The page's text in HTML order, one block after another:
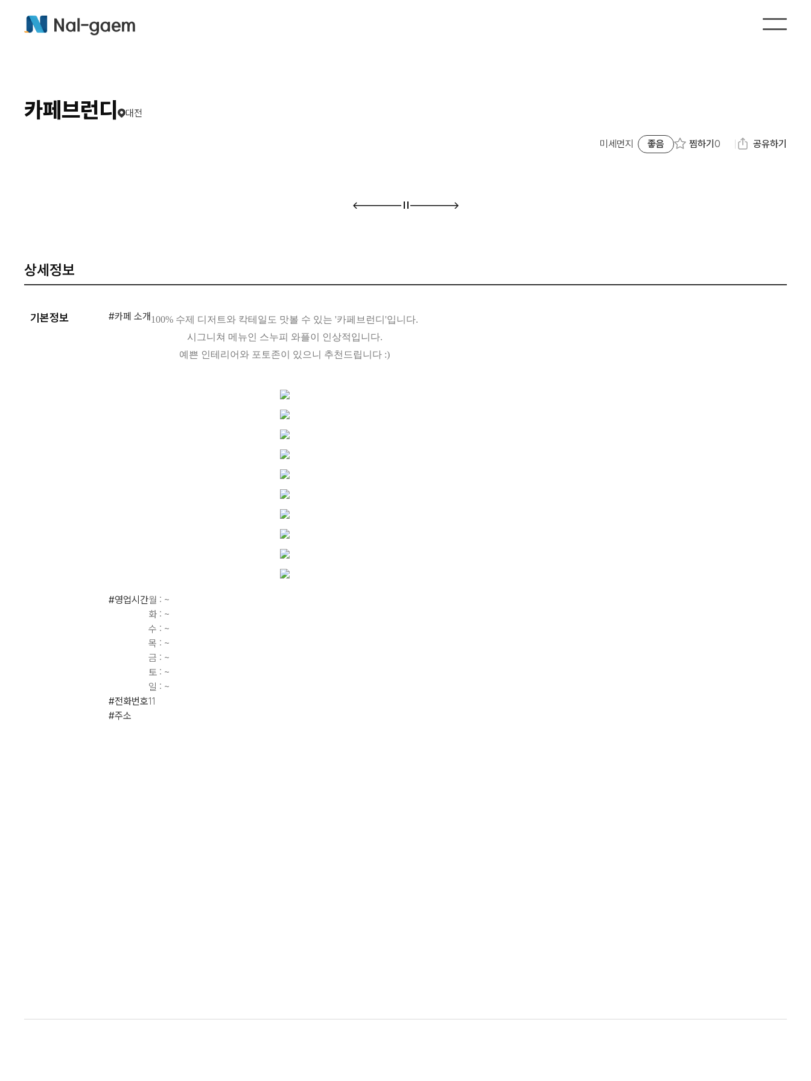
카페브런디 대전
미세먼지 좋음 찜하기 0 공유하기
상세정보
기본정보 #카페 소개100% 수제 디저트와 칵테일도 맛볼 수 있는 '카페브런디'입니다.
시그니쳐 메뉴인 스누피 와플이 인상적입니다.
예쁜 인테리어와 포토존이 있으니 추천드립니다 :)
#영업시간월 : ~
화 : ~
수 : ~
목 : ~
금 : ~
토 : ~
일 : ~
#전화번호11
#주소